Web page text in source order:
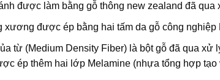
được làm bằng gỗ thông new zealand đã qua
xương được ép bằng hai tấm da gỗ công nghiệp
từ (Medium Density Fiber) là bột gỗ đã qua xử
ép thêm hai lớp Melamine (nhựa tổng hợp tạo